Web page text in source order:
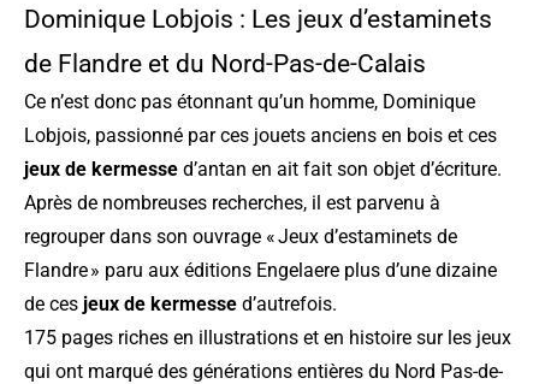
Dominique Lobjois : Les jeux d’estaminets
de Flandre et du Nord-Pas-de-Calais
Ce n’est donc pas étonnant qu’un homme, Dominique
Lobjois, passionné par ces jouets anciens en bois et ces
jeux de kermesse d’antan en ait fait son objet d’écriture.
Après de nombreuses recherches, il est parvenu à
regrouper dans son ouvrage « Jeux d’estaminets de
Flandre » paru aux éditions Engelaere plus d’une dizaine
de ces jeux de kermesse d’autrefois.
175 pages riches en illustrations et en histoire sur les jeux
qui ont marqué des générations entières du Nord Pas-de-